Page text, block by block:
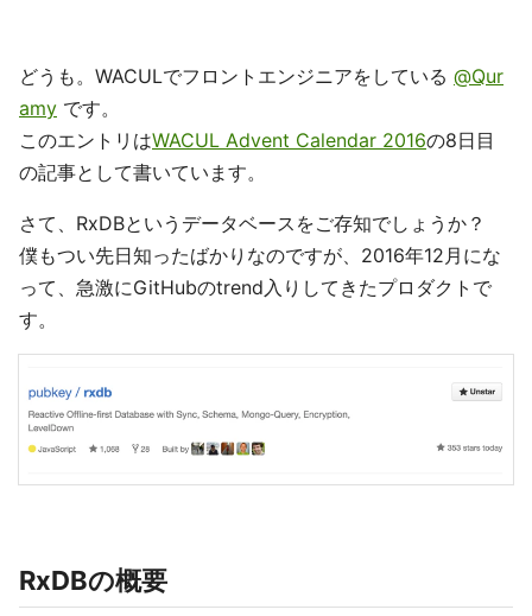
どうも。WACULでフロントエンジニアをしている @Qur
amy です。
このエントリはWACUL Advent Calendar 2016の8日目
の記事として書いています。
さて、RxDBというデータベースをご存知でしょうか？
僕もつい先日知ったばかりなのですが、2016年12月にな
って、急激にGitHubのtrend入りしてきたプロダクトで
す。
RxDBの概要